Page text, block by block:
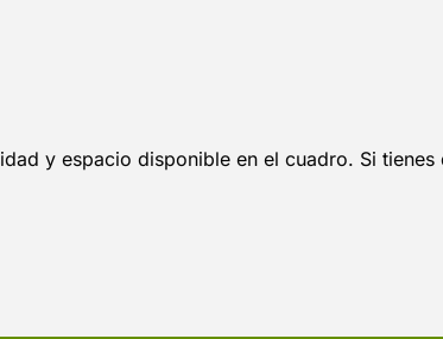
y espacio disponible en el cuadro. Si tienes